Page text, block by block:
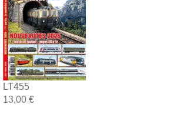
LT455
13,00 €